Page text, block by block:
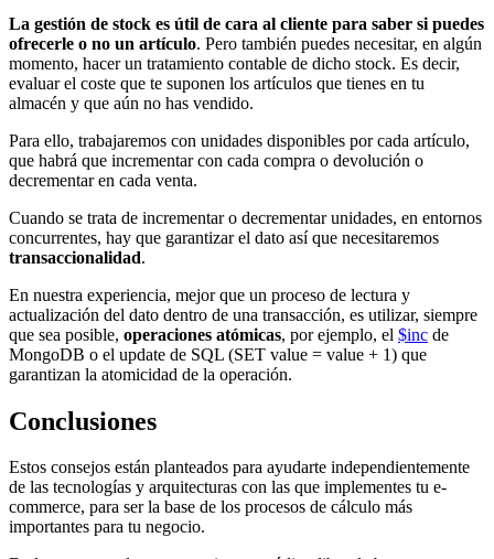
La gestión de stock es útil de cara al cliente para saber si puedes
ofrecerle o no un artículo. Pero también puedes necesitar, en algún
momento, hacer un tratamiento contable de dicho stock. Es decir,
evaluar el coste que te suponen los artículos que tienes en tu
almacén y que aún no has vendido.
Para ello, trabajaremos con unidades disponibles por cada artículo,
que habrá que incrementar con cada compra o devolución o
decrementar en cada venta.
Cuando se trata de incrementar o decrementar unidades, en entornos
concurrentes, hay que garantizar el dato así que necesitaremos
transaccionalidad.
En nuestra experiencia, mejor que un proceso de lectura y
actualización del dato dentro de una transacción, es utilizar, siempre
que sea posible, operaciones atómicas, por ejemplo, el $inc de
MongoDB o el update de SQL (SET value = value + 1) que
garantizan la atomicidad de la operación.
Conclusiones
Estos consejos están planteados para ayudarte independientemente
de las tecnologías y arquitecturas con las que implementes tu e-
commerce, para ser la base de los procesos de cálculo más
importantes para tu negocio.